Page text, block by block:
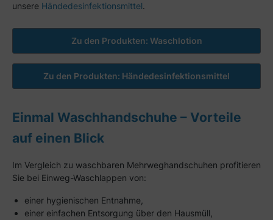
unsere Händedesinfektionsmittel.
Zu den Produkten: Waschlotion
Zu den Produkten: Händedesinfektionsmittel
Einmal Waschhandschuhe – Vorteile
auf einen Blick
Im Vergleich zu waschbaren Mehrweghandschuhen profitieren
Sie bei Einweg-Waschlappen von:
einer hygienischen Entnahme,
einer einfachen Entsorgung über den Hausmüll,